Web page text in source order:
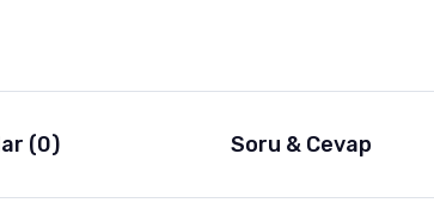
(0) Soru & Cevap